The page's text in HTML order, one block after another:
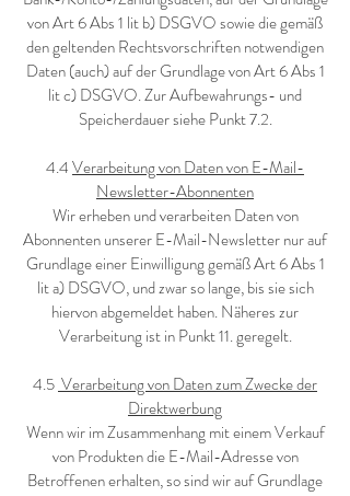
von Art 6 Abs 1 lit b) DSGVO sowie die gemäß
den geltenden Rechtsvorschriften notwendigen
Daten (auch) auf der Grundlage von Art 6 Abs 1
lit c) DSGVO. Zur Aufbewahrungs- und
Speicherdauer siehe Punkt 7.2.
4.4Verarbeitung von Daten von E-Mail-
Newsletter-Abonnenten
Wir erheben und verarbeiten Daten von
Abonnenten unserer E-Mail-Newsletter nur auf
Grundlage einer Einwilligung gemäß Art 6 Abs 1
lit a) DSGVO, und zwar so lange, bis sie sich
hiervon abgemeldet haben. Näheres zur
Verarbeitung ist in Punkt 11. geregelt.
4.5 Verarbeitung von Daten zum Zwecke der
Direktwerbung
Wenn wir im Zusammenhang mit einem Verkauf
von Produkten die E-Mail-Adresse von
Betroffenen erhalten, so sind wir auf Grundlage